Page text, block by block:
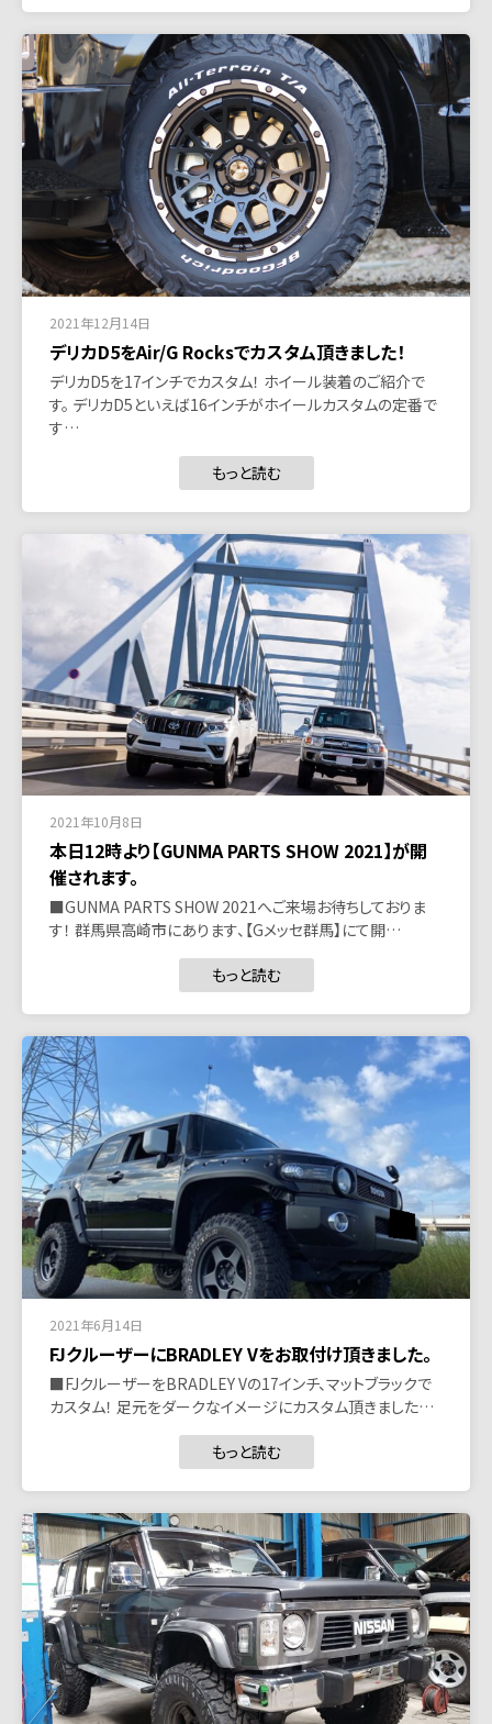
2021年12月14日
デリカD5をAir/G Rocksでカスタム頂きました！
デリカD5を17インチでカスタム！ ホイール装着のご紹介で
す。 デリカD5といえば16インチがホイールカスタムの定番で
す…
もっと読む
2021年10月8日
本日12時より【GUNMA PARTS SHOW 2021】が開
催されます。
■GUNMA PARTS SHOW 2021へご来場お待ちしておりま
す！ 群馬県高崎市にあります、【Gメッセ群馬】にて開…
もっと読む
2021年6月14日
FJクルーザーにBRADLEY Vをお取付け頂きました。
■FJクルーザーをBRADLEY Vの17インチ、マットブラックで
カスタム！ 足元をダークなイメージにカスタム頂きました…
もっと読む